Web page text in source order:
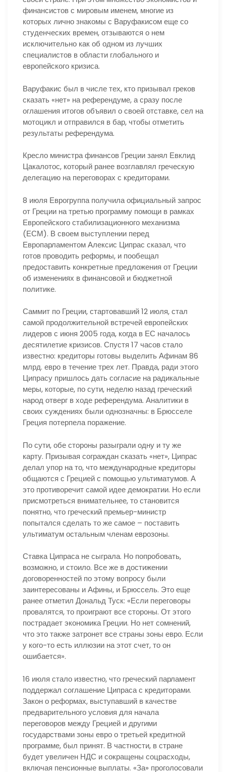
финансистов с мировым именем, многие из
которых лично знакомы с Варуфакисом еще со
студенческих времен, отзываются о нем
исключительно как об одном из лучших
специалистов в области глобального и
европейского кризиса.
Варуфакис был в числе тех, кто призывал греков
сказать «нет» на референдуме, а сразу после
оглашения итогов объявил о своей отставке, сел на
мотоцикл и отправился в бар, чтобы отметить
результаты референдума.
Кресло министра финансов Греции занял Евклид
Цакалотос, который ранее возглавлял греческую
делегацию на переговорах с кредиторами.
8 июля Еврогруппа получила официальный запрос
от Греции на третью программу помощи в рамках
Европейского стабилизационного механизма
(ЕСМ). В своем выступлении перед
Европарламентом Алексис Ципрас сказал, что
готов проводить реформы, и пообещал
предоставить конкретные предложения от Греции
об изменениях в финансовой и бюджетной
политике.
Саммит по Греции, стартовавший 12 июля, стал
самой продолжительной встречей европейских
лидеров с июня 2005 года, когда в ЕС началось
десятилетие кризисов. Спустя 17 часов стало
известно: кредиторы готовы выделить Афинам 86
млрд. евро в течение трех лет. Правда, ради этого
Ципрасу пришлось дать согласие на радикальные
меры, которые, по сути, неделю назад греческий
народ отверг в ходе референдума. Аналитики в
своих суждениях были однозначны: в Брюсселе
Греция потерпела поражение.
По сути, обе стороны разыграли одну и ту же
карту. Призывая сограждан сказать «нет», Ципрас
делал упор на то, что международные кредиторы
общаются с Грецией с помощью ультиматумов. А
это противоречит самой идее демократии. Но если
присмотреться внимательнее, то становится
понятно, что греческий премьер-министр
попытался сделать то же самое – поставить
ультиматум остальным членам еврозоны.
Ставка Ципраса не сыграла. Но попробовать,
возможно, и стоило. Все же в достижении
договоренностей по этому вопросу были
заинтересованы и Афины, и Брюссель. Это еще
ранее отметил Дональд Туск: «Если переговоры
провалятся, то проиграют все стороны. От этого
пострадает экономика Греции. Но нет сомнений,
что это также затронет все страны зоны евро. Если
у кого-то есть иллюзии на этот счет, то он
ошибается».
16 июля стало известно, что греческий парламент
поддержал соглашение Ципраса с кредиторами.
Закон о реформах, выступавший в качестве
предварительного условия для начала
переговоров между Грецией и другими
государствами зоны евро о третьей кредитной
программе, был принят. В частности, в стране
будет увеличен НДС и сокращены соцрасходы,
включая пенсионные выплаты. «За» проголосовали